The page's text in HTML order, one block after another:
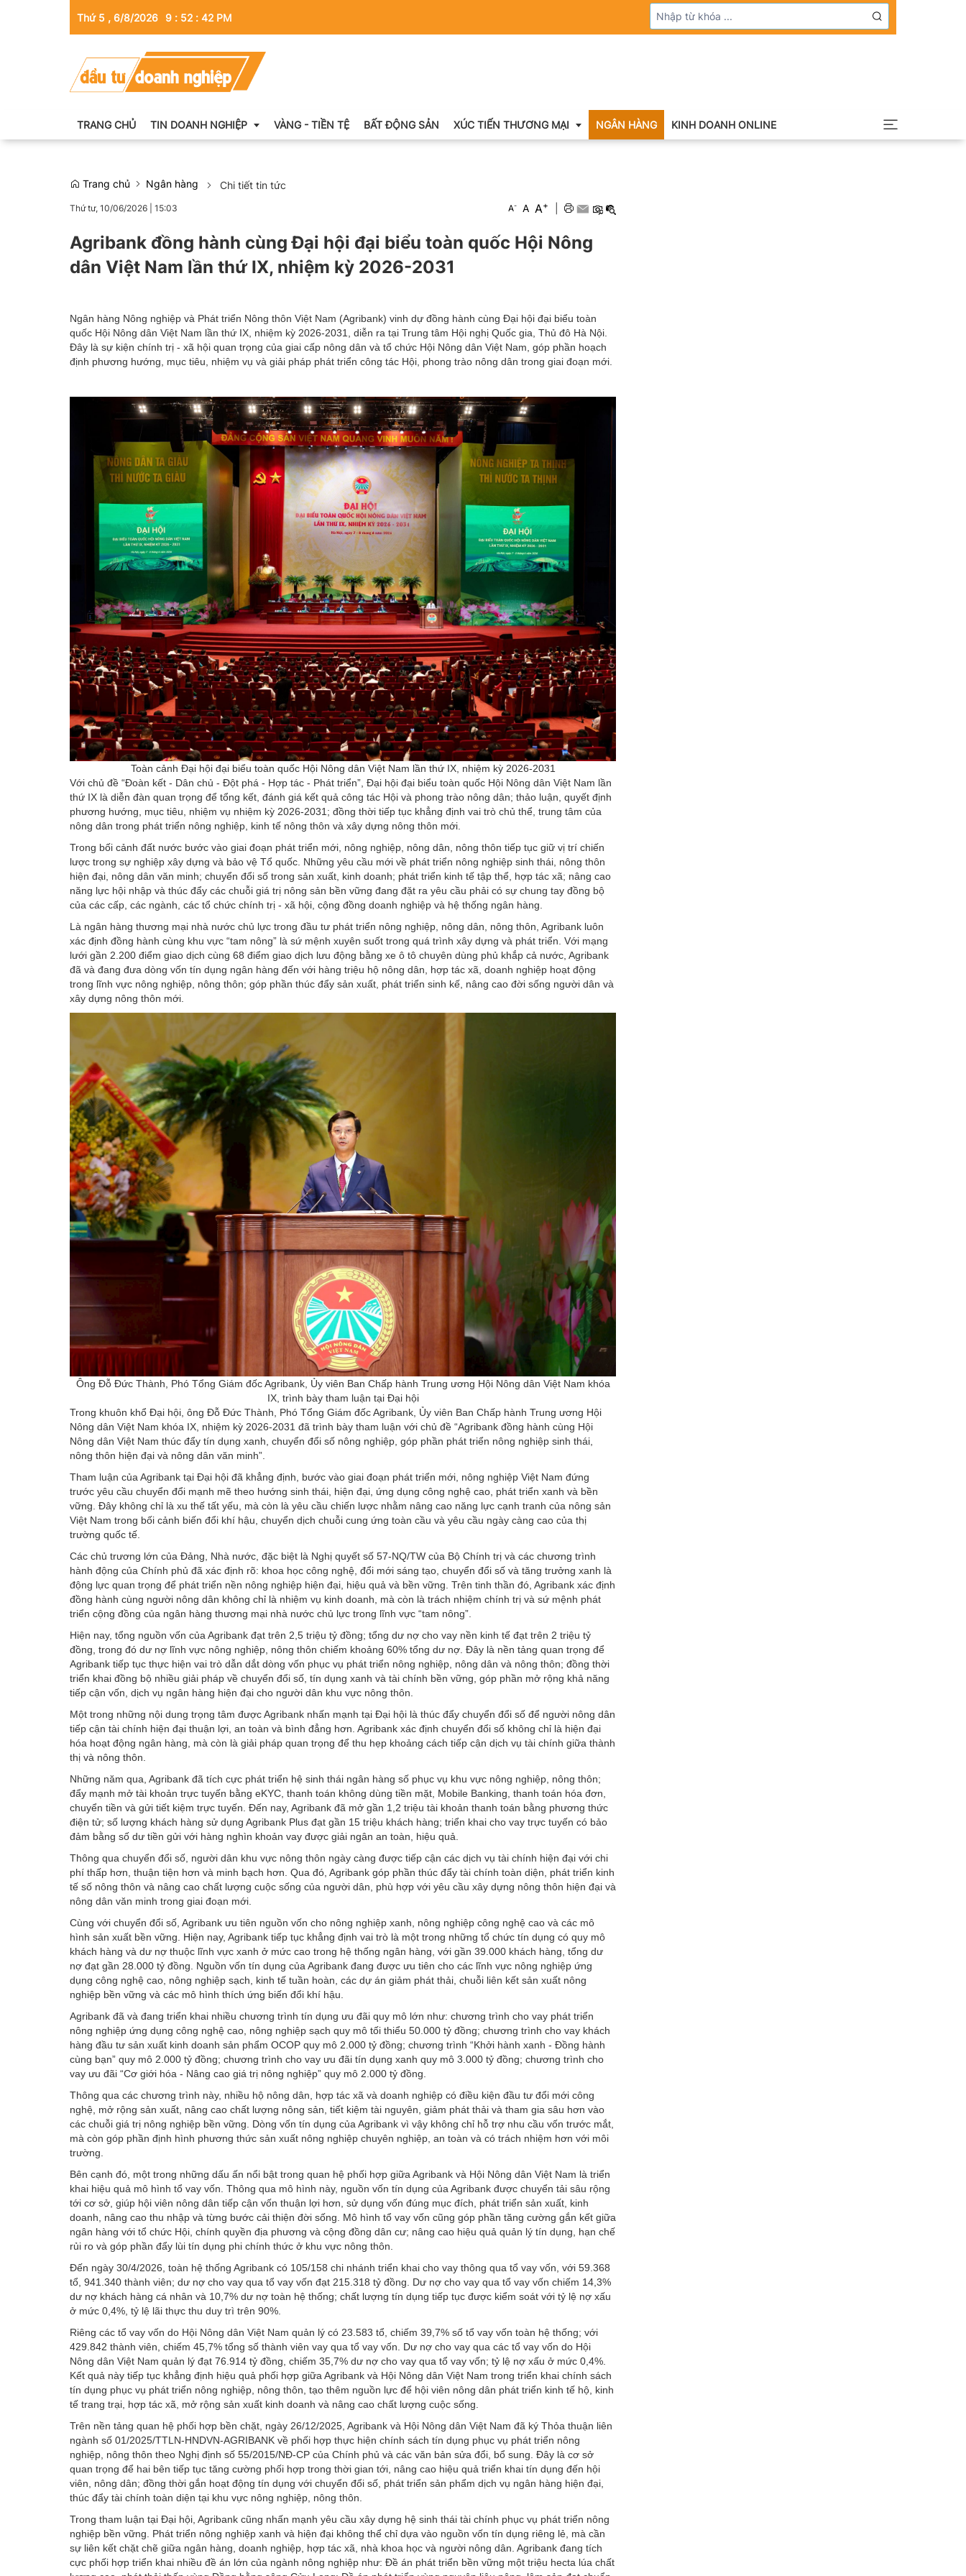
Thứ 5 , 6/8/2026 9 : 52 : 43 PM
TRANG CHỦ TIN DOANH NGHIỆP
Thông tin doanh nghiệp
Kinh tế tài chính
Emagazine
VÀNG - TIỀN TỆ BẤT ĐỘNG SẢN XÚC TIẾN THƯƠNG MẠI
Hội chợ triển lãm
NGÂN HÀNG KINH DOANH ONLINE
Trang chủ Ngân hàng Chi tiết tin tức
Thứ tư, 10/06/2026 15:03 A- A A+
Agribank đồng hành cùng Đại hội đại biểu toàn quốc Hội Nông
dân Việt Nam lần thứ IX, nhiệm kỳ 2026-2031
Ngân hàng Nông nghiệp và Phát triển Nông thôn Việt Nam (Agribank) vinh dự đồng hành cùng Đại hội đại biểu toàn
quốc Hội Nông dân Việt Nam lần thứ IX, nhiệm kỳ 2026-2031, diễn ra tại Trung tâm Hội nghị Quốc gia, Thủ đô Hà Nội.
Đây là sự kiện chính trị - xã hội quan trọng của giai cấp nông dân và tổ chức Hội Nông dân Việt Nam, góp phần hoạch
định phương hướng, mục tiêu, nhiệm vụ và giải pháp phát triển công tác Hội, phong trào nông dân trong giai đoạn mới.
Toàn cảnh Đại hội đại biểu toàn quốc Hội Nông dân Việt Nam lần thứ IX, nhiệm kỳ 2026-2031
Với chủ đề “Đoàn kết - Dân chủ - Đột phá - Hợp tác - Phát triển”, Đại hội đại biểu toàn quốc Hội Nông dân Việt Nam lần
thứ IX là diễn đàn quan trọng để tổng kết, đánh giá kết quả công tác Hội và phong trào nông dân; thảo luận, quyết định
phương hướng, mục tiêu, nhiệm vụ nhiệm kỳ 2026-2031; đồng thời tiếp tục khẳng định vai trò chủ thể, trung tâm của
nông dân trong phát triển nông nghiệp, kinh tế nông thôn và xây dựng nông thôn mới.
Trong bối cảnh đất nước bước vào giai đoạn phát triển mới, nông nghiệp, nông dân, nông thôn tiếp tục giữ vị trí chiến
lược trong sự nghiệp xây dựng và bảo vệ Tổ quốc. Những yêu cầu mới về phát triển nông nghiệp sinh thái, nông thôn
hiện đại, nông dân văn minh; chuyển đổi số trong sản xuất, kinh doanh; phát triển kinh tế tập thể, hợp tác xã; nâng cao
năng lực hội nhập và thúc đẩy các chuỗi giá trị nông sản bền vững đang đặt ra yêu cầu phải có sự chung tay đồng bộ
của các cấp, các ngành, các tổ chức chính trị - xã hội, cộng đồng doanh nghiệp và hệ thống ngân hàng.
Là ngân hàng thương mại nhà nước chủ lực trong đầu tư phát triển nông nghiệp, nông dân, nông thôn, Agribank luôn
xác định đồng hành cùng khu vực “tam nông” là sứ mệnh xuyên suốt trong quá trình xây dựng và phát triển. Với mạng
lưới gần 2.200 điểm giao dịch cùng 68 điểm giao dịch lưu động bằng xe ô tô chuyên dùng phủ khắp cả nước, Agribank
đã và đang đưa dòng vốn tín dụng ngân hàng đến với hàng triệu hộ nông dân, hợp tác xã, doanh nghiệp hoạt động
trong lĩnh vực nông nghiệp, nông thôn; góp phần thúc đẩy sản xuất, phát triển sinh kế, nâng cao đời sống người dân và
xây dựng nông thôn mới.
Ông Đỗ Đức Thành, Phó Tổng Giám đốc Agribank, Ủy viên Ban Chấp hành Trung ương Hội Nông dân Việt Nam khóa
IX, trình bày tham luận tại Đại hội
Trong khuôn khổ Đại hội, ông Đỗ Đức Thành, Phó Tổng Giám đốc Agribank, Ủy viên Ban Chấp hành Trung ương Hội
Nông dân Việt Nam khóa IX, nhiệm kỳ 2026-2031 đã trình bày tham luận với chủ đề “Agribank đồng hành cùng Hội
Nông dân Việt Nam thúc đẩy tín dụng xanh, chuyển đổi số nông nghiệp, góp phần phát triển nông nghiệp sinh thái,
nông thôn hiện đại và nông dân văn minh”.
Tham luận của Agribank tại Đại hội đã khẳng định, bước vào giai đoạn phát triển mới, nông nghiệp Việt Nam đứng
trước yêu cầu chuyển đổi mạnh mẽ theo hướng sinh thái, hiện đại, ứng dụng công nghệ cao, phát triển xanh và bền
vững. Đây không chỉ là xu thế tất yếu, mà còn là yêu cầu chiến lược nhằm nâng cao năng lực cạnh tranh của nông sản
Việt Nam trong bối cảnh biến đổi khí hậu, chuyển dịch chuỗi cung ứng toàn cầu và yêu cầu ngày càng cao của thị
trường quốc tế.
Các chủ trương lớn của Đảng, Nhà nước, đặc biệt là Nghị quyết số 57-NQ/TW của Bộ Chính trị và các chương trình
hành động của Chính phủ đã xác định rõ: khoa học công nghệ, đổi mới sáng tạo, chuyển đổi số và tăng trưởng xanh là
động lực quan trọng để phát triển nền nông nghiệp hiện đại, hiệu quả và bền vững. Trên tinh thần đó, Agribank xác định
đồng hành cùng người nông dân không chỉ là nhiệm vụ kinh doanh, mà còn là trách nhiệm chính trị và sứ mệnh phát
triển cộng đồng của ngân hàng thương mại nhà nước chủ lực trong lĩnh vực “tam nông”.
Hiện nay, tổng nguồn vốn của Agribank đạt trên 2,5 triệu tỷ đồng; tổng dư nợ cho vay nền kinh tế đạt trên 2 triệu tỷ
đồng, trong đó dư nợ lĩnh vực nông nghiệp, nông thôn chiếm khoảng 60% tổng dư nợ. Đây là nền tảng quan trọng để
Agribank tiếp tục thực hiện vai trò dẫn dắt dòng vốn phục vụ phát triển nông nghiệp, nông dân và nông thôn; đồng thời
triển khai đồng bộ nhiều giải pháp về chuyển đổi số, tín dụng xanh và tài chính bền vững, góp phần mở rộng khả năng
tiếp cận vốn, dịch vụ ngân hàng hiện đại cho người dân khu vực nông thôn.
Một trong những nội dung trọng tâm được Agribank nhấn mạnh tại Đại hội là thúc đẩy chuyển đổi số để người nông dân
tiếp cận tài chính hiện đại thuận lợi, an toàn và bình đẳng hơn. Agribank xác định chuyển đổi số không chỉ là hiện đại
hóa hoạt động ngân hàng, mà còn là giải pháp quan trọng để thu hẹp khoảng cách tiếp cận dịch vụ tài chính giữa thành
thị và nông thôn.
Những năm qua, Agribank đã tích cực phát triển hệ sinh thái ngân hàng số phục vụ khu vực nông nghiệp, nông thôn;
đẩy mạnh mở tài khoản trực tuyến bằng eKYC, thanh toán không dùng tiền mặt, Mobile Banking, thanh toán hóa đơn,
chuyển tiền và gửi tiết kiệm trực tuyến. Đến nay, Agribank đã mở gần 1,2 triệu tài khoản thanh toán bằng phương thức
điện tử; số lượng khách hàng sử dụng Agribank Plus đạt gần 15 triệu khách hàng; triển khai cho vay trực tuyến có bảo
đảm bằng số dư tiền gửi với hàng nghìn khoản vay được giải ngân an toàn, hiệu quả.
Thông qua chuyển đổi số, người dân khu vực nông thôn ngày càng được tiếp cận các dịch vụ tài chính hiện đại với chi
phí thấp hơn, thuận tiện hơn và minh bạch hơn. Qua đó, Agribank góp phần thúc đẩy tài chính toàn diện, phát triển kinh
tế số nông thôn và nâng cao chất lượng cuộc sống của người dân, phù hợp với yêu cầu xây dựng nông thôn hiện đại và
nông dân văn minh trong giai đoạn mới.
Cùng với chuyển đổi số, Agribank ưu tiên nguồn vốn cho nông nghiệp xanh, nông nghiệp công nghệ cao và các mô
hình sản xuất bền vững. Hiện nay, Agribank tiếp tục khẳng định vai trò là một trong những tổ chức tín dụng có quy mô
khách hàng và dư nợ thuộc lĩnh vực xanh ở mức cao trong hệ thống ngân hàng, với gần 39.000 khách hàng, tổng dư
nợ đạt gần 28.000 tỷ đồng. Nguồn vốn tín dụng của Agribank đang được ưu tiên cho các lĩnh vực nông nghiệp ứng
dụng công nghệ cao, nông nghiệp sạch, kinh tế tuần hoàn, các dự án giảm phát thải, chuỗi liên kết sản xuất nông
nghiệp bền vững và các mô hình thích ứng biến đổi khí hậu.
Agribank đã và đang triển khai nhiều chương trình tín dụng ưu đãi quy mô lớn như: chương trình cho vay phát triển
nông nghiệp ứng dụng công nghệ cao, nông nghiệp sạch quy mô tối thiểu 50.000 tỷ đồng; chương trình cho vay khách
hàng đầu tư sản xuất kinh doanh sản phẩm OCOP quy mô 2.000 tỷ đồng; chương trình “Khởi hành xanh - Đồng hành
cùng bạn” quy mô 2.000 tỷ đồng; chương trình cho vay ưu đãi tín dụng xanh quy mô 3.000 tỷ đồng; chương trình cho
vay ưu đãi “Cơ giới hóa - Nâng cao giá trị nông nghiệp” quy mô 2.000 tỷ đồng.
Thông qua các chương trình này, nhiều hộ nông dân, hợp tác xã và doanh nghiệp có điều kiện đầu tư đổi mới công
nghệ, mở rộng sản xuất, nâng cao chất lượng nông sản, tiết kiệm tài nguyên, giảm phát thải và tham gia sâu hơn vào
các chuỗi giá trị nông nghiệp bền vững. Dòng vốn tín dụng của Agribank vì vậy không chỉ hỗ trợ nhu cầu vốn trước mắt,
mà còn góp phần định hình phương thức sản xuất nông nghiệp chuyên nghiệp, an toàn và có trách nhiệm hơn với môi
trường.
Bên cạnh đó, một trong những dấu ấn nổi bật trong quan hệ phối hợp giữa Agribank và Hội Nông dân Việt Nam là triển
khai hiệu quả mô hình tổ vay vốn. Thông qua mô hình này, nguồn vốn tín dụng của Agribank được chuyển tải sâu rộng
tới cơ sở, giúp hội viên nông dân tiếp cận vốn thuận lợi hơn, sử dụng vốn đúng mục đích, phát triển sản xuất, kinh
doanh, nâng cao thu nhập và từng bước cải thiện đời sống. Mô hình tổ vay vốn cũng góp phần tăng cường gắn kết giữa
ngân hàng với tổ chức Hội, chính quyền địa phương và cộng đồng dân cư; nâng cao hiệu quả quản lý tín dụng, hạn chế
rủi ro và góp phần đẩy lùi tín dụng phi chính thức ở khu vực nông thôn.
Đến ngày 30/4/2026, toàn hệ thống Agribank có 105/158 chi nhánh triển khai cho vay thông qua tổ vay vốn, với 59.368
tổ, 941.340 thành viên; dư nợ cho vay qua tổ vay vốn đạt 215.318 tỷ đồng. Dư nợ cho vay qua tổ vay vốn chiếm 14,3%
dư nợ khách hàng cá nhân và 10,7% dư nợ toàn hệ thống; chất lượng tín dụng tiếp tục được kiểm soát với tỷ lệ nợ xấu
ở mức 0,4%, tỷ lệ lãi thực thu duy trì trên 90%.
Riêng các tổ vay vốn do Hội Nông dân Việt Nam quản lý có 23.583 tổ, chiếm 39,7% số tổ vay vốn toàn hệ thống; với
429.842 thành viên, chiếm 45,7% tổng số thành viên vay qua tổ vay vốn. Dư nợ cho vay qua các tổ vay vốn do Hội
Nông dân Việt Nam quản lý đạt 76.914 tỷ đồng, chiếm 35,7% dư nợ cho vay qua tổ vay vốn; tỷ lệ nợ xấu ở mức 0,4%.
Kết quả này tiếp tục khẳng định hiệu quả phối hợp giữa Agribank và Hội Nông dân Việt Nam trong triển khai chính sách
tín dụng phục vụ phát triển nông nghiệp, nông thôn, tạo thêm nguồn lực để hội viên nông dân phát triển kinh tế hộ, kinh
tế trang trại, hợp tác xã, mở rộng sản xuất kinh doanh và nâng cao chất lượng cuộc sống.
Trên nền tảng quan hệ phối hợp bền chặt, ngày 26/12/2025, Agribank và Hội Nông dân Việt Nam đã ký Thỏa thuận liên
ngành số 01/2025/TTLN-HNDVN-AGRIBANK về phối hợp thực hiện chính sách tín dụng phục vụ phát triển nông
nghiệp, nông thôn theo Nghị định số 55/2015/NĐ-CP của Chính phủ và các văn bản sửa đổi, bổ sung. Đây là cơ sở
quan trọng để hai bên tiếp tục tăng cường phối hợp trong thời gian tới, nâng cao hiệu quả triển khai tín dụng đến hội
viên, nông dân; đồng thời gắn hoạt động tín dụng với chuyển đổi số, phát triển sản phẩm dịch vụ ngân hàng hiện đại,
thúc đẩy tài chính toàn diện tại khu vực nông nghiệp, nông thôn.
Trong tham luận tại Đại hội, Agribank cũng nhấn mạnh yêu cầu xây dựng hệ sinh thái tài chính phục vụ phát triển nông
nghiệp bền vững. Phát triển nông nghiệp xanh và hiện đại không thể chỉ dựa vào nguồn vốn tín dụng riêng lẻ, mà cần
sự liên kết chặt chẽ giữa ngân hàng, doanh nghiệp, hợp tác xã, nhà khoa học và người nông dân. Agribank đang tích
cực phối hợp triển khai nhiều đề án lớn của ngành nông nghiệp như: Đề án phát triển bền vững một triệu hecta lúa chất